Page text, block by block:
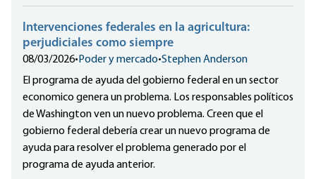
Intervenciones federales en la agricultura:
perjudiciales como siempre
08/03/2026• Poder y mercado•Stephen Anderson
El programa de ayuda del gobierno federal en un sector
economico genera un problema. Los responsables políticos
de Washington ven un nuevo problema. Creen que el
gobierno federal debería crear un nuevo programa de
ayuda para resolver el problema generado por el
programa de ayuda anterior.